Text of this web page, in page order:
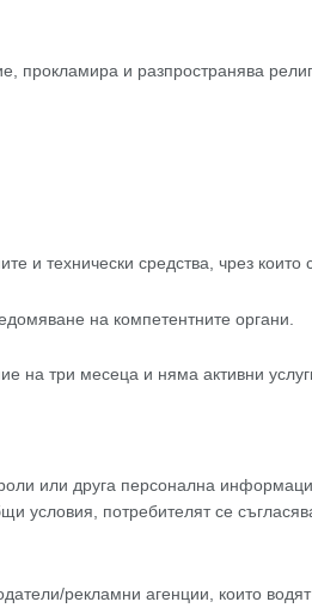
прокламира и разпространява
технически средства, чрез които
на компетентните органи.
на три месеца и няма активни
или друга персонална
условия, потребителят се
рекламни агенции, които водят